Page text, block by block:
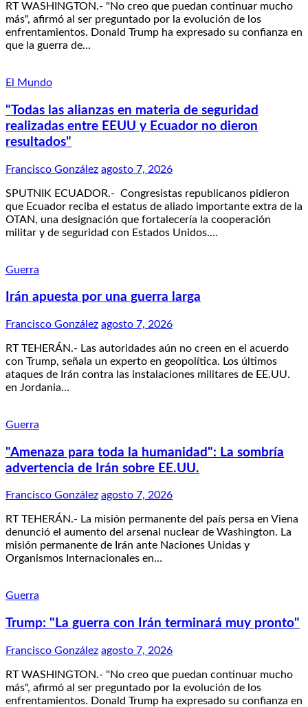
RT WASHINGTON.- "No creo que puedan continuar mucho
más", afirmó al ser preguntado por la evolución de los
enfrentamientos. Donald Trump ha expresado su confianza en
que la guerra de…
El Mundo
"Todas las alianzas en materia de seguridad
realizadas entre EEUU y Ecuador no dieron
resultados"
Francisco González agosto 7, 2026
SPUTNIK ECUADOR.- Congresistas republicanos pidieron
que Ecuador reciba el estatus de aliado importante extra de la
OTAN, una designación que fortalecería la cooperación
militar y de seguridad con Estados Unidos.…
Guerra
Irán apuesta por una guerra larga
Francisco González agosto 7, 2026
RT TEHERÁN.- Las autoridades aún no creen en el acuerdo
con Trump, señala un experto en geopolítica. Los últimos
ataques de Irán contra las instalaciones militares de EE.UU.
en Jordania…
Guerra
"Amenaza para toda la humanidad": La sombría
advertencia de Irán sobre EE.UU.
Francisco González agosto 7, 2026
RT TEHERÁN.- La misión permanente del país persa en Viena
denunció el aumento del arsenal nuclear de Washington. La
misión permanente de Irán ante Naciones Unidas y
Organismos Internacionales en…
Guerra
Trump: "La guerra con Irán terminará muy pronto"
Francisco González agosto 7, 2026
RT WASHINGTON.- "No creo que puedan continuar mucho
más", afirmó al ser preguntado por la evolución de los
enfrentamientos. Donald Trump ha expresado su confianza en